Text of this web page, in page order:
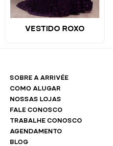
VESTIDO ROXO
SOBRE A ARRIVÉE
COMO ALUGAR
NOSSAS LOJAS
FALE CONOSCO
TRABALHE CONOSCO
AGENDAMENTO
BLOG